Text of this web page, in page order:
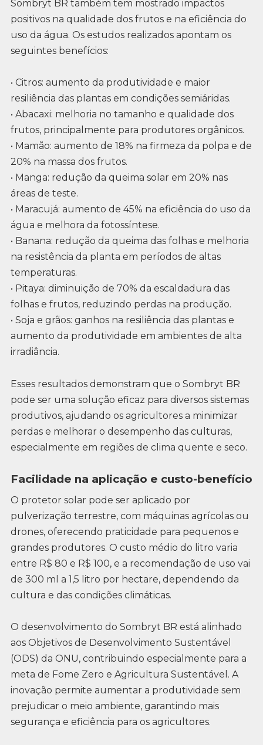
Sombryt BR também tem mostrado impactos
positivos na qualidade dos frutos e na eficiência do
uso da água. Os estudos realizados apontam os
seguintes benefícios:
• Citros: aumento da produtividade e maior
resiliência das plantas em condições semiáridas.
• Abacaxi: melhoria no tamanho e qualidade dos
frutos, principalmente para produtores orgânicos.
• Mamão: aumento de 18% na firmeza da polpa e de
20% na massa dos frutos.
• Manga: redução da queima solar em 20% nas
áreas de teste.
• Maracujá: aumento de 45% na eficiência do uso da
água e melhora da fotossíntese.
• Banana: redução da queima das folhas e melhoria
na resistência da planta em períodos de altas
temperaturas.
• Pitaya: diminuição de 70% da escaldadura das
folhas e frutos, reduzindo perdas na produção.
• Soja e grãos: ganhos na resiliência das plantas e
aumento da produtividade em ambientes de alta
irradiância.
Esses resultados demonstram que o Sombryt BR
pode ser uma solução eficaz para diversos sistemas
produtivos, ajudando os agricultores a minimizar
perdas e melhorar o desempenho das culturas,
especialmente em regiões de clima quente e seco.
Facilidade na aplicação e custo-benefício
O protetor solar pode ser aplicado por
pulverização terrestre, com máquinas agrícolas ou
drones, oferecendo praticidade para pequenos e
grandes produtores. O custo médio do litro varia
entre R$ 80 e R$ 100, e a recomendação de uso vai
de 300 ml a 1,5 litro por hectare, dependendo da
cultura e das condições climáticas.
O desenvolvimento do Sombryt BR está alinhado
aos Objetivos de Desenvolvimento Sustentável
(ODS) da ONU, contribuindo especialmente para a
meta de Fome Zero e Agricultura Sustentável. A
inovação permite aumentar a produtividade sem
prejudicar o meio ambiente, garantindo mais
segurança e eficiência para os agricultores.